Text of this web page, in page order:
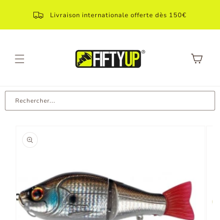
directement
au contenu
Livraison internationale offerte dès 150€
Panier
Rechercher...
informations
produit